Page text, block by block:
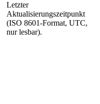
Letzter
Aktualisierungszeitpunkt
(ISO 8601-Format, UTC,
nur lesbar).